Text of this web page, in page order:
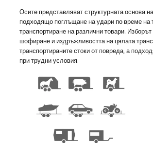
Осите представляват структурната основа
подходящо поглъщане на удари по време на
транспортиране на различни товари.
шофиране и издръжливостта на цялата
транспортираните стоки от повреда, а
при трудни условия.